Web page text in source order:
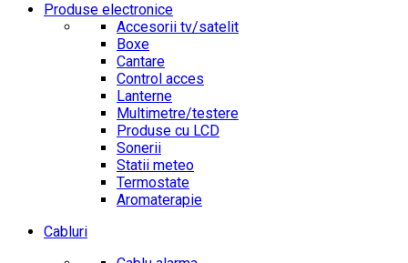
Produse electronice
Accesorii tv/satelit
Boxe
Cantare
Control acces
Lanterne
Multimetre/testere
Produse cu LCD
Sonerii
Statii meteo
Termostate
Aromaterapie
Cabluri